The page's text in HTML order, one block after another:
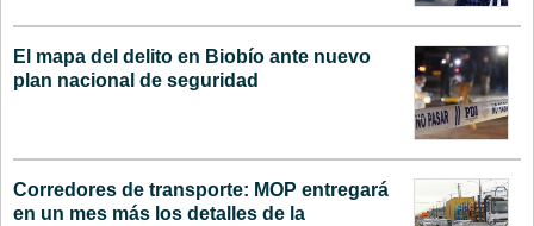
El mapa del delito en Biobío ante nuevo
plan nacional de seguridad
Corredores de transporte: MOP entregará
en un mes más los detalles de la